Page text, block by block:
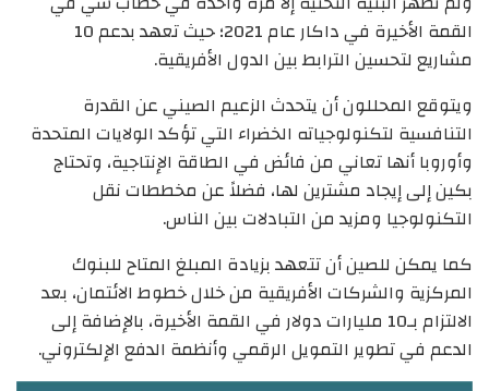
القمة الأخيرة في داكار عام 2021؛ حيث تعهد بدعم 10
مشاريع لتحسين الترابط بين الدول الأفريقية.
ويتوقع المحللون أن يتحدث الزعيم الصيني عن القدرة
التنافسية لتكنولوجياته الخضراء التي تؤكد الولايات المتحدة
وأوروبا أنها تعاني من فائض في الطاقة الإنتاجية، وتحتاج
بكين إلى إيجاد مشترين لها، فضلاً عن مخططات نقل
التكنولوجيا ومزيد من التبادلات بين الناس.
كما يمكن للصين أن تتعهد بزيادة المبلغ المتاح للبنوك
المركزية والشركات الأفريقية من خلال خطوط الائتمان، بعد
الالتزام بـ10 مليارات دولار في القمة الأخيرة، بالإضافة إلى
الدعم في تطوير التمويل الرقمي وأنظمة الدفع الإلكتروني.